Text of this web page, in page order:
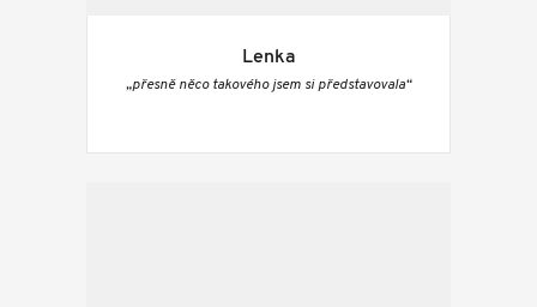
Lenka
„přesně něco takového jsem si představovala“